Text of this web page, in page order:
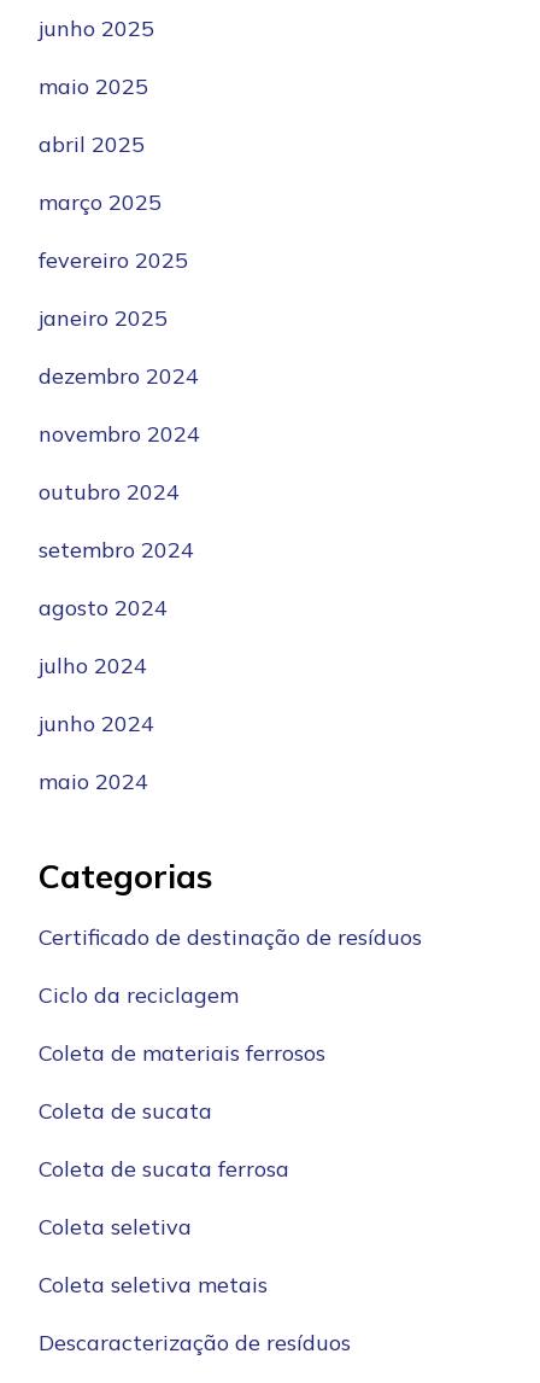
junho 2025
maio 2025
abril 2025
março 2025
fevereiro 2025
janeiro 2025
dezembro 2024
novembro 2024
outubro 2024
setembro 2024
agosto 2024
julho 2024
junho 2024
maio 2024
Categorias
Certificado de destinação de resíduos
Ciclo da reciclagem
Coleta de materiais ferrosos
Coleta de sucata
Coleta de sucata ferrosa
Coleta seletiva
Coleta seletiva metais
Descaracterização de resíduos